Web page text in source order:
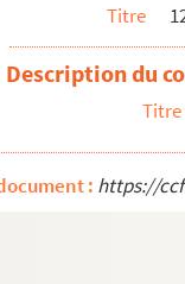
Avenue Ledru-
Titre
Description du
Titre
: https://